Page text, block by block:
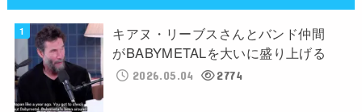
キアヌ・リーブスさんとバンド仲間
がBABYMETALを大いに盛り上げる
2026.05.04 2774